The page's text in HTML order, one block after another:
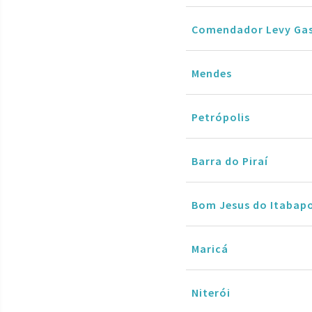
Comendador Levy
Mendes
Petrópolis
Barra do Piraí
Bom Jesus do
Maricá
Niterói